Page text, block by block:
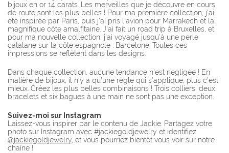
bijoux en or 14 carats. Les merveilles que je découvre en cours
de route sont les plus belles ! Pour ma première collection, j'ai
été inspirée par Paris, puis j'ai pris l'avion pour Marrakech et la
magnifique côte amalfitaine. J'ai fait un road trip à Bruxelles, et
pour ma nouvelle collection, j'ai voyagé jusqu'à une perle
catalane sur la côte espagnole : Barcelone. Toutes ces
impressions se reflètent dans les designs.
Dans chaque collection, aucune tendance n'est négligée ! En
matière de bijoux, il n'y a qu'une règle qui s'applique, plus c'est
mieux. Créez les plus belles combinaisons ! Trois colliers, deux
bracelets et six bagues à une main ne sont pas une exception.
Suivez-moi sur Instagram
Laissez-vous inspirer par le contenu de Jackie. Partagez votre
photo sur Instagram avec #jackiegoldjewelry et identifiez
@jackiegoldjewelry, et vous pourriez bientôt vous voir sur notre
chaîne !